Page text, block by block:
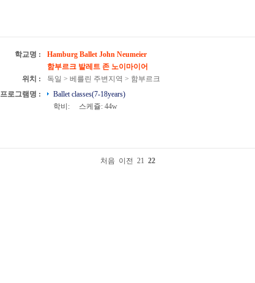
학교명 :
Hamburg Ballet John Neumeier
함부르크 발레트 존 노이마이어
위치 :
독일 > 베를린 주변지역 > 함부르크
프로그램명 :
Ballet classes(7-18years)
학비:
스케쥴: 44w
처음 이전 21 22